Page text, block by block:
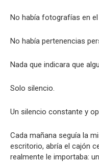
No había fotografías en
No había pertenencias
Nada que indicara que
Solo silencio.
Un silencio constante y
Cada mañana seguía la
escritorio, abría el cajón
realmente le importaba: